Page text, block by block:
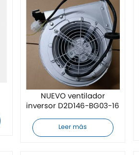
NUEVO ventilador
inversor D2D146-BG03-16
Leer más